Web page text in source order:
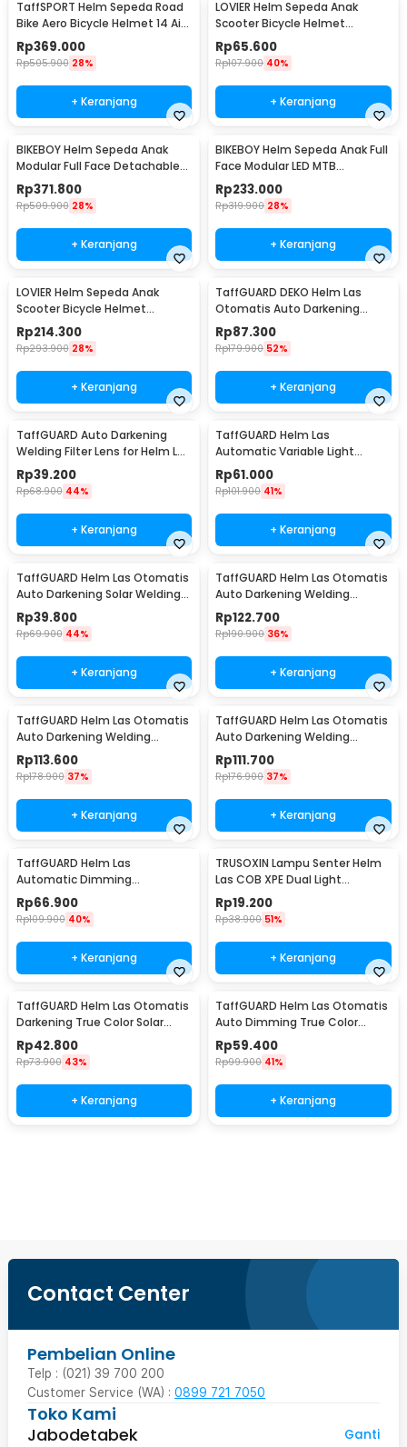
TaffSPORT Helm Sepeda Road
Bike Aero Bicycle Helmet 14 Air
Vent - Z25
Rp369.000
Rp505.900 28%
+ Keranjang
LOVIER Helm Sepeda Anak
Scooter Bicycle Helmet
Outdoor Sports - K20
Rp65.600
Rp107.900 40%
+ Keranjang
BIKEBOY Helm Sepeda Anak
Modular Full Face Detachable
MTB Skateboard - K22
Rp371.800
Rp509.900 28%
+ Keranjang
BIKEBOY Helm Sepeda Anak Full
Face Modular LED MTB
Skateboard - K24
Rp233.000
Rp319.900 28%
+ Keranjang
LOVIER Helm Sepeda Anak
Scooter Bicycle Helmet
Outdoor Sports - K50
Rp214.300
Rp293.900 28%
+ Keranjang
TaffGUARD DEKO Helm Las
Otomatis Auto Darkening
Welding Helmet - HW24
Rp87.300
Rp179.900 52%
+ Keranjang
TaffGUARD Auto Darkening
Welding Filter Lens for Helm Las
- TX500CF
Rp39.200
Rp68.900 44%
+ Keranjang
TaffGUARD Helm Las
Automatic Variable Light
Welding Mask Cap Shield -
HJ30
Rp61.000
Rp101.900 41%
+ Keranjang
TaffGUARD Helm Las Otomatis
Auto Darkening Solar Welding
Helmet - HJ19
Rp39.800
Rp69.900 44%
+ Keranjang
TaffGUARD Helm Las Otomatis
Auto Darkening Welding
Helmet - HW10
Rp122.700
Rp190.900 36%
+ Keranjang
TaffGUARD Helm Las Otomatis
Auto Darkening Welding
Helmet - HW12
Rp113.600
Rp178.900 37%
+ Keranjang
TaffGUARD Helm Las Otomatis
Auto Darkening Welding
Helmet Terminator - HW12
Rp111.700
Rp176.900 37%
+ Keranjang
TaffGUARD Helm Las
Automatic Dimming
Protective Welding with
Headlamp - HJ10
Rp66.900
Rp109.900 40%
+ Keranjang
TRUSOXIN Lampu Senter Helm
Las COB XPE Dual Light
Rechargeable - TR35
Rp19.200
Rp38.900 51%
+ Keranjang
TaffGUARD Helm Las Otomatis
Darkening True Color Solar
Welding Mask - HJ28
Rp42.800
Rp73.900 43%
+ Keranjang
TaffGUARD Helm Las Otomatis
Auto Dimming True Color
Welding Mask LED - HF28
Rp59.400
Rp99.900 41%
+ Keranjang
Contact Center
Pembelian Online
Telp : (021) 39 700 200
Customer Service (WA) : 0899 721 7050
Toko Kami
Jabodetabek
Ganti